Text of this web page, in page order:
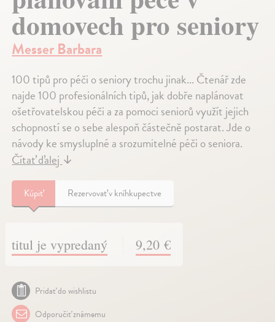
domovech pro seniory
Messer Barbara
100 tipů pro péči o seniory trochu jinak... Čtenář zde
najde 100 profesionálních tipů, jak dobře naplánovat
ošetřovatelskou péči a za pomoci seniorů využít jejich
schopností se o sebe alespoň částečně postarat. Jde o
návody ke smysluplné a srozumitelné péči o seniora.
Čítať ďalej ↓
Kúpiť Rezervovať v kníhkupectve
titul je vypredaný 9,20 €
Pridať do wishlistu
Odporučiť známemu